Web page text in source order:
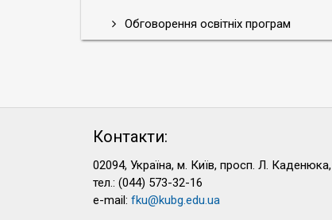
Обговорення освітніх програм
Контакти:
02094, Україна, м. Київ, просп. Л.
тел.: (044) 573-32-16
e-mail: fku@kubg.edu.ua